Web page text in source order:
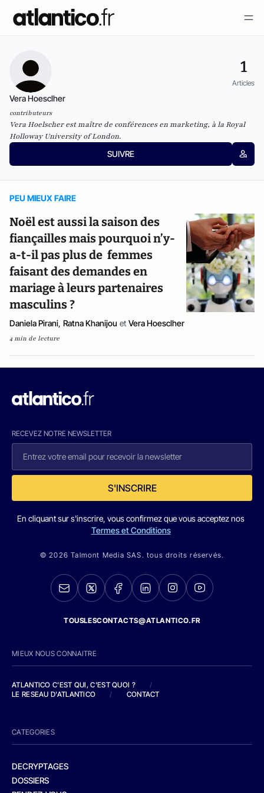
1
Articles
Vera Hoesclher
contributeurs
Vera Hoelscher est maître de conférences en marketing, à la Royal
Holloway University of London.
SUIVRE
PEU MIEUX FAIRE
Noël est aussi la saison des
fiançailles mais pourquoi n’y-
a-t-il pas plus de femmes
faisant des demandes en
mariage à leurs partenaires
masculins ?
Daniela Pirani, Ratna Khanijou et Vera Hoesclher
4 min de lecture
RECEVEZ NOTRE NEWSLETTER
S'INSCRIRE
En cliquant sur s'inscrire, vous confirmez que vous acceptez nos
Termes et Conditions
© 2026 Talmont Media SAS. tous droits réservés.
TOUSLESCONTACTS@ATLANTICO.FR
MIEUX NOUS CONNAITRE
ATLANTICO C'EST QUI, C'EST QUOI ?
/
LE RESEAU D'ATLANTICO
/ CONTACT
CATEGORIES
DECRYPTAGES
DOSSIERS